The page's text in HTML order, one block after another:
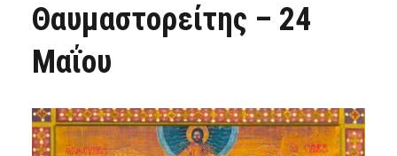
Θαυμαστορείτης – 24
Μαΐου